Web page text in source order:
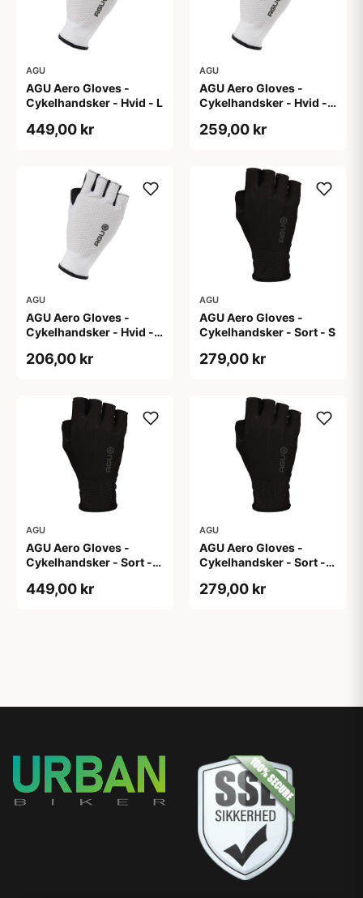
AGU
AGU Aero Gloves -
Cykelhandsker - Hvid - L
449,00 kr
AGU
AGU Aero Gloves -
Cykelhandsker - Hvid -
259,00 kr
AGU
AGU Aero Gloves -
Cykelhandsker - Hvid -
206,00 kr
AGU
AGU Aero Gloves -
Cykelhandsker - Sort - S
279,00 kr
AGU
AGU Aero Gloves -
Cykelhandsker - Sort -
449,00 kr
AGU
AGU Aero Gloves -
Cykelhandsker - Sort -
279,00 kr